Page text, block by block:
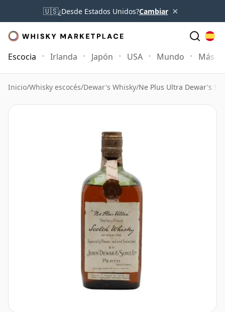
🇺🇸¿Desde Estados Unidos?Cambiar ×
Escocia Irlanda Japón USA Mundo Más
Inicio/Whisky escocés/Dewar's Whisky/Ne Plus Ultra Dewar's